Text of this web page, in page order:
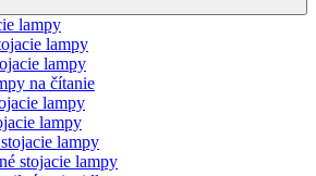
lampy
lampy
lampy
na čítanie
lampy
lampy
lampy
stojacie lampy